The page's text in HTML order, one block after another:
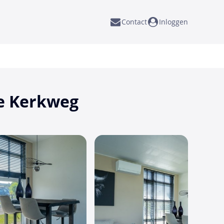
Contact Inloggen
Kerkweg